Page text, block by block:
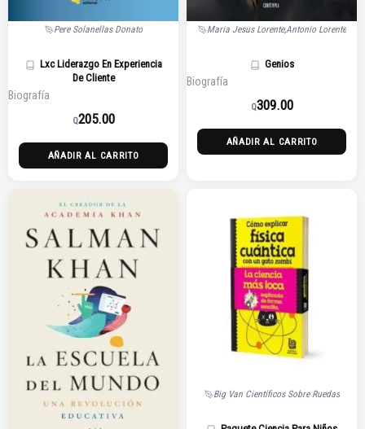
Pere Solanellas Donato
Lxc Liderazgo En Experiencia
De Cliente
Biografía
Q205.00
AÑADIR AL CARRITO
Maria Jesus Lorente,Antonio Lorente
Genios
Biografía
Q309.00
AÑADIR AL CARRITO
Big Van Científicos Sobre Ruedas